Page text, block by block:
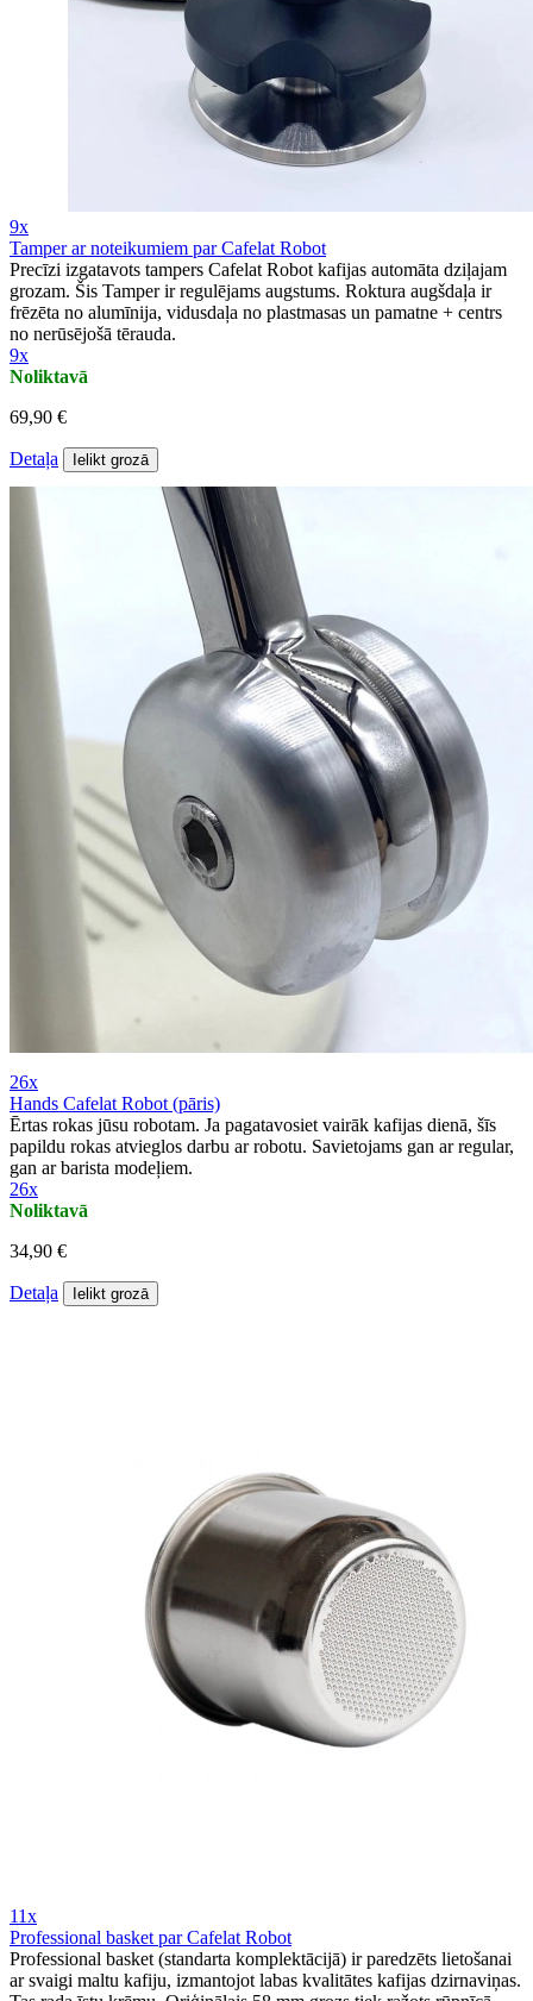
9x
Tamper ar noteikumiem par Cafelat Robot
Precīzi izgatavots tampers Cafelat Robot kafijas automāta dziļajam
grozam. Šis Tamper ir regulējams augstums. Roktura augšdaļa ir
frēzēta no alumīnija, vidusdaļa no plastmasas un pamatne + centrs
no nerūsējošā tērauda.
9x
Noliktavā
69,90 €
Detaļa Ielikt grozā
26x
Hands Cafelat Robot (pāris)
Ērtas rokas jūsu robotam. Ja pagatavosiet vairāk kafijas dienā, šīs
papildu rokas atvieglos darbu ar robotu. Savietojams gan ar regular,
gan ar barista modeļiem.
26x
Noliktavā
34,90 €
Detaļa Ielikt grozā
11x
Professional basket par Cafelat Robot
Professional basket (standarta komplektācijā) ir paredzēts lietošanai
ar svaigi maltu kafiju, izmantojot labas kvalitātes kafijas dzirnaviņas.